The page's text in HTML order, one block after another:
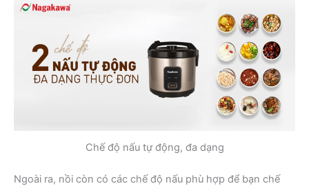
Chế độ nấu tự động, đa dạng
Ngoài ra, nồi còn có các chế độ nấu phù hợp để bạn chế